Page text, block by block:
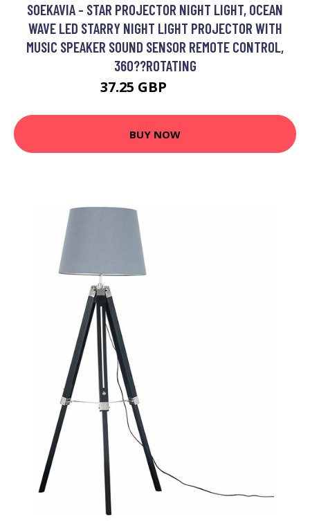
SOEKAVIA - STAR PROJECTOR NIGHT LIGHT, OCEAN
WAVE LED STARRY NIGHT LIGHT PROJECTOR WITH
MUSIC SPEAKER SOUND SENSOR REMOTE CONTROL,
360??ROTATING
37.25 GBP
BUY NOW